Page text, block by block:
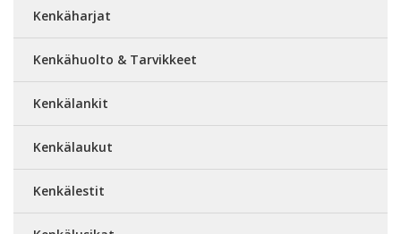
Kenkäharjat
Kenkähuolto & Tarvikkeet
Kenkälankit
Kenkälaukut
Kenkälestit